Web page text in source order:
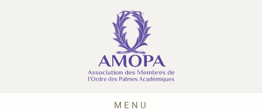
MENU